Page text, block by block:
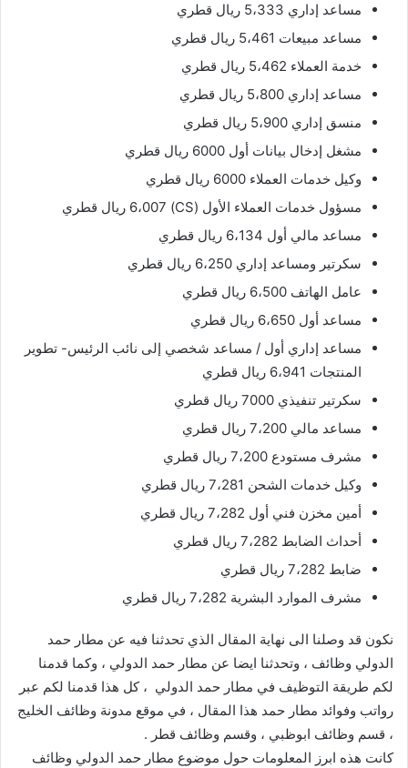
مساعد إداري 5،333 ريال قطري
مساعد مبيعات 5،461 ريال قطري
خدمة العملاء 5،462 ريال قطري
مساعد إداري 5،800 ريال قطري
منسق إداري 5،900 ريال قطري
مشغل إدخال بيانات أول 6000 ريال قطري
وكيل خدمات العملاء 6000 ريال قطري
مسؤول خدمات العملاء الأول (CS) 6،007 ريال قطري
مساعد مالي أول 6،134 ريال قطري
سكرتير ومساعد إداري 6،250 ريال قطري
عامل الهاتف 6،500 ريال قطري
مساعد أول 6،650 ريال قطري
مساعد إداري أول / مساعد شخصي إلى نائب الرئيس- تطوير
المنتجات 6،941 ريال قطري
سكرتير تنفيذي 7000 ريال قطري
مساعد مالي 7،200 ريال قطري
مشرف مستودع 7،200 ريال قطري
وكيل خدمات الشحن 7،281 ريال قطري
أمين مخزن فني أول 7،282 ريال قطري
أحداث الضابط 7،282 ريال قطري
ضابط 7،282 ريال قطري
مشرف الموارد البشرية 7،282 ريال قطري
نكون قد وصلنا الى نهاية المقال الذي تحدثنا فيه عن مطار حمد
الدولي وظائف ، وتحدثنا ايضا عن مطار حمد الدولي ، وكما قدمنا
لكم طريقة التوظيف في مطار حمد الدولي ، كل هذا قدمنا لكم عبر
رواتب وفوائد مطار حمد هذا المقال ، في موقع مدونة وظائف الخليج
، قسم وظائف ابوظبي ، وقسم وظائف قطر .
كانت هذه ابرز المعلومات حول موضوع مطار حمد الدولي وظائف